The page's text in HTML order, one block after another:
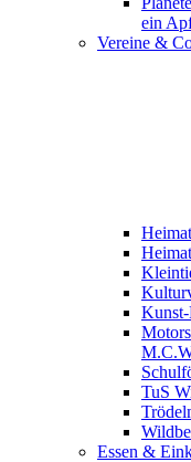
ein
Vereine &
TuS
Essen &